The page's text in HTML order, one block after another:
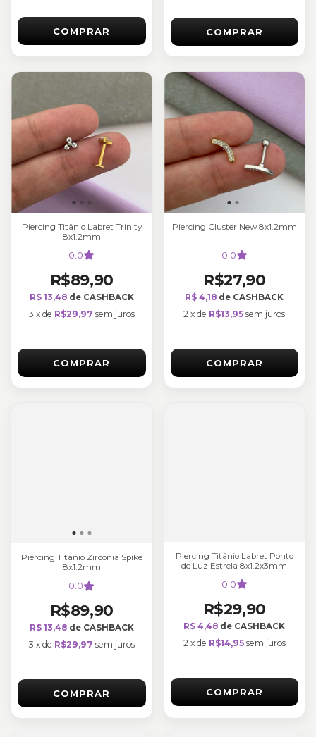
COMPRAR COMPRAR
Piercing Titânio Labret Trinity
8x1.2mm
0.0
R$89,90
R$ 13,48de CASHBACK
3 x de R$29,97 sem juros
COMPRAR
Piercing Cluster New 8x1.2mm
0.0
R$27,90
R$ 4,18 de CASHBACK
2 xde R$13,95 sem juros
COMPRAR
Piercing Titânio Zircônia Spíke
8x1.2mm
0.0
R$89,90
R$ 13,48de CASHBACK
3 x de R$29,97 sem juros
COMPRAR
Piercing Titânio Labret Ponto
de Luz Estrela 8x1.2x3mm
0.0
R$29,90
R$ 4,48 de CASHBACK
2 x de R$14,95 sem juros
COMPRAR